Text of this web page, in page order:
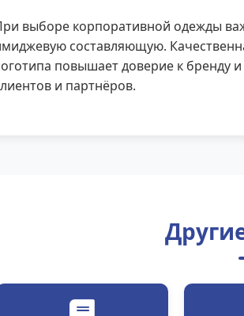
выборе корпоративной одежды
составляющую.
повышает доверие к бренду
и партнёров.